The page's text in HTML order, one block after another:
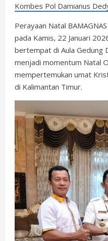
Kombes Pol Damianus
Perayaan Natal
pada Kamis, 22 Januari
bertempat di Aula Gedung
menjadi momentum Natal
mempertemukan umat
di Kalimantan Timur.